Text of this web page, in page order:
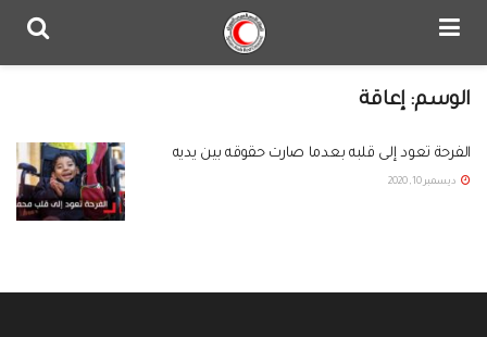
الوسم:إعاقة
الفرحة تعود إلى قلبه بعدما صارت حقوقه بين يديه
ديسمبر 10, 2020